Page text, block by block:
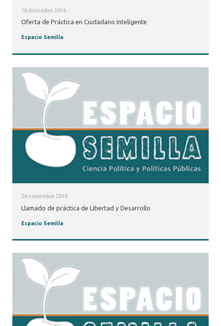
10 diciembre 2016
Oferta de Práctica en Ciudadano Inteligente
Espacio Semilla
24 noviembre 2016
Llamado de práctica de Libertad y Desarrollo
Espacio Semilla